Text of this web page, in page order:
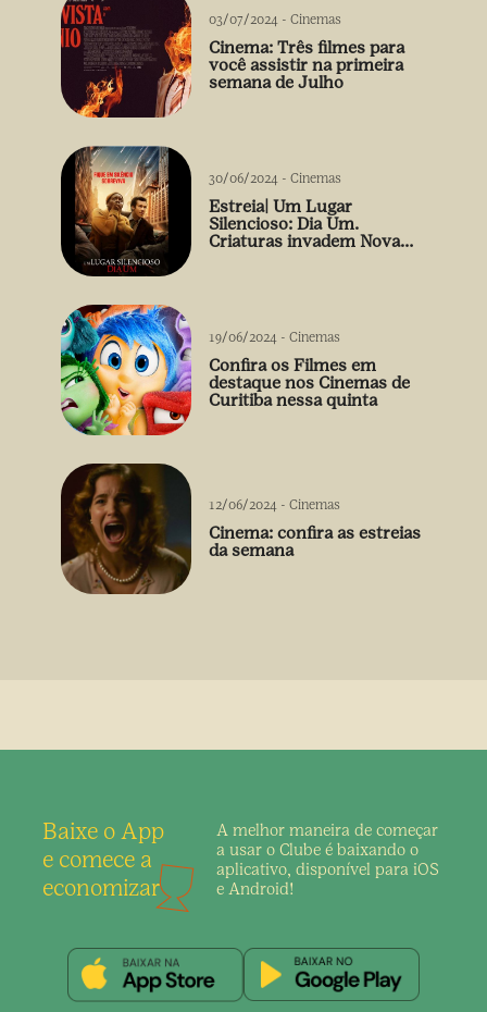
03/07/2024 - Cinemas
Cinema: Três filmes para
você assistir na primeira
semana de Julho
30/06/2024 - Cinemas
Estreia| Um Lugar
Silencioso: Dia Um.
Criaturas invadem Nova
19/06/2024 - Cinemas
Confira os Filmes em
destaque nos Cinemas de
Curitiba nessa quinta
12/06/2024 - Cinemas
Cinema: confira as estreias
da semana
Baixe o App
e comece a
economizar
A melhor maneira de começar
a usar o Clube é baixando o
aplicativo, disponível para iOS
e Android!